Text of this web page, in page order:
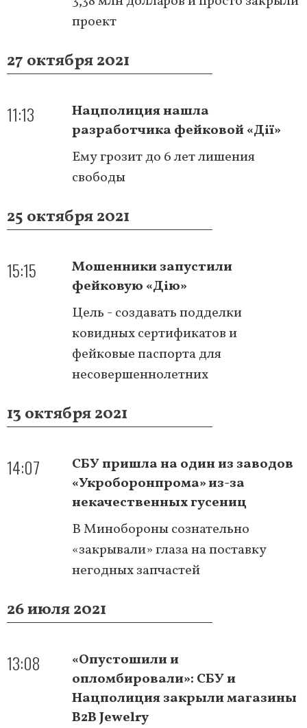
проект
27 октября 2021
11:13
Нацполиция нашла
разработчика фейковой «Дії»
Ему грозит до 6 лет лишения
свободы
25 октября 2021
15:15
Мошенники запустили
фейковую «Дію»
Цель - создавать подделки
ковидных сертификатов и
фейковые паспорта для
несовершеннолетних
13 октября 2021
14:07
СБУ пришла на один из заводов
«Укроборонпрома» из-за
некачественных гусениц
В Минобороны сознательно
«закрывали» глаза на поставку
негодных запчастей
26 июля 2021
13:08
«Опустошили и
опломбировали»: СБУ и
Нацполиция закрыли магазины
B2B Jewelry